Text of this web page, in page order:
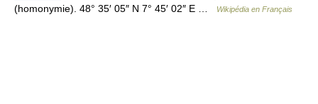
(homonymie). 48° 35′ 05″ N 7° 45′ 02″ E …
Wikipédia en Français